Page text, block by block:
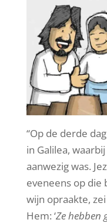
“Op de derde
in Galilea,
aanwezig was.
eveneens op die
wijn opraakte,
Hem: ‘Ze hebben